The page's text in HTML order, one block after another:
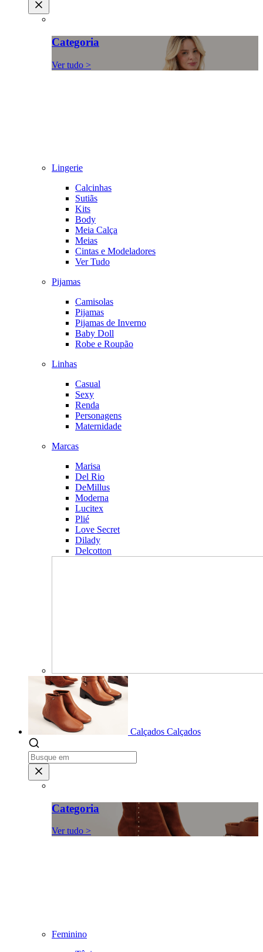
Categoria
Ver tudo >
Lingerie
Calcinhas
Sutiãs
Kits
Body
Meia Calça
Meias
Cintas e Modeladores
Ver Tudo
Pijamas
Camisolas
Pijamas
Pijamas de Inverno
Baby Doll
Robe e Roupão
Linhas
Casual
Sexy
Renda
Personagens
Maternidade
Marcas
Marisa
Del Rio
DeMillus
Moderna
Lucitex
Plié
Love Secret
Dilady
Delcotton
Calçados Calçados
Categoria
Ver tudo >
Feminino